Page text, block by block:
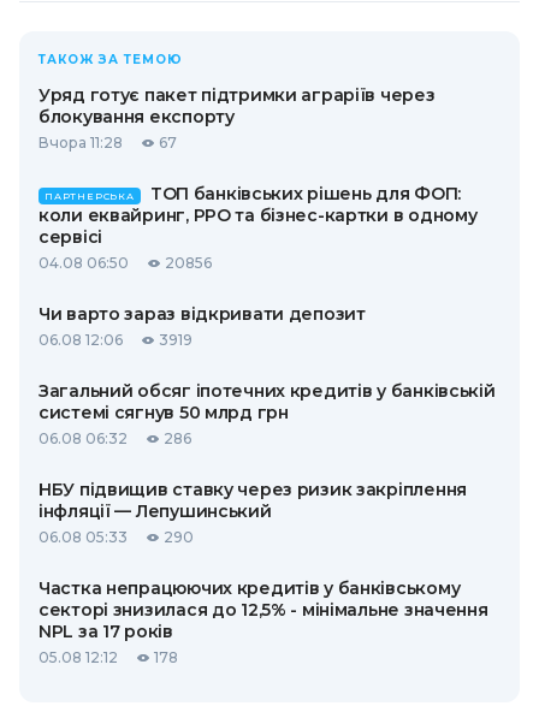
ТАКОЖ ЗА ТЕМОЮ
Уряд готує пакет підтримки аграріїв через
блокування експорту
Вчора 11:28 67
ПАРТНЕРСЬКА
ТОП банківських рішень для ФОП:
коли еквайринг, РРО та бізнес-картки в одному
сервісі
04.08 06:50 20856
Чи варто зараз відкривати депозит
06.08 12:06 3919
Загальний обсяг іпотечних кредитів у банківській
системі сягнув 50 млрд грн
06.08 06:32 286
НБУ підвищив ставку через ризик закріплення
інфляції — Лепушинський
06.08 05:33 290
Частка непрацюючих кредитів у банківському
секторі знизилася до 12,5% - мінімальне значення
NPL за 17 років
05.08 12:12 178